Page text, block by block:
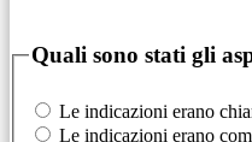
Quali sono stati gli
Le indicazioni erano
Le indicazioni erano